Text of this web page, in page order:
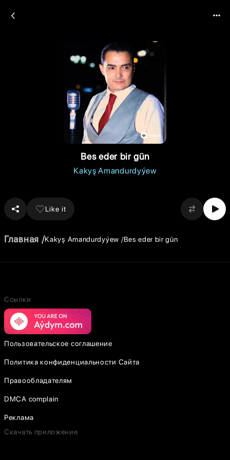
Bes eder bir gün
Kakyş Amandurdyýew
Like it
Главная Kakyş Amandurdyýew Bes eder bir gün
Ссылки
Пользовательское соглашение
Политика конфиденциальности Сайта
Правообладателям
DMCA complain
Реклама
Скачать приложение